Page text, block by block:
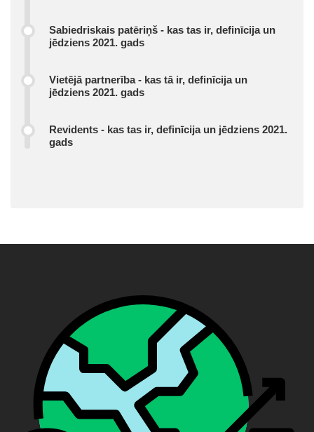
Sabiedriskais patēriņš - kas tas ir, definīcija un
jēdziens 2021. gads
Vietējā partnerība - kas tā ir, definīcija un
jēdziens 2021. gads
Revidents - kas tas ir, definīcija un jēdziens 2021.
gads